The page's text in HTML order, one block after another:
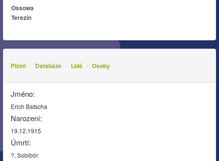
Ossowa
Terezín
Plzeň Databáze Lidé Osoby
Jméno:
Erich Batscha
Narození:
19.12.1915
Úmrtí:
?, Sobibór